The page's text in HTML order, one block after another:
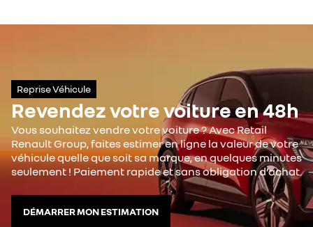
Reprise Véhicule
Revendez votre voiture en 48h
Vous souhaitez vendre votre voiture ? Avec Retail
Renault Group, faites estimer en ligne la valeur de votre
véhicule quelle que soit sa marque, en quelques minutes
seulement ! Paiement rapide et sans obligation d’achat.
DÉMARRER MON ESTIMATION